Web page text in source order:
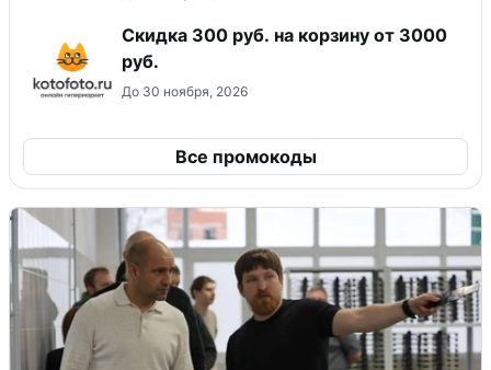
Скидка 300 руб. на корзину от 3000
руб.
До 30 ноября, 2026
Все промокоды